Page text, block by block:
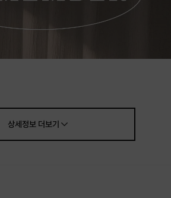
상세정보더보기